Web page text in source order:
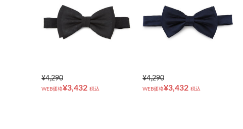
¥4,290
WEB価格¥3,432 税込
¥4,290
WEB価格¥3,432 税込